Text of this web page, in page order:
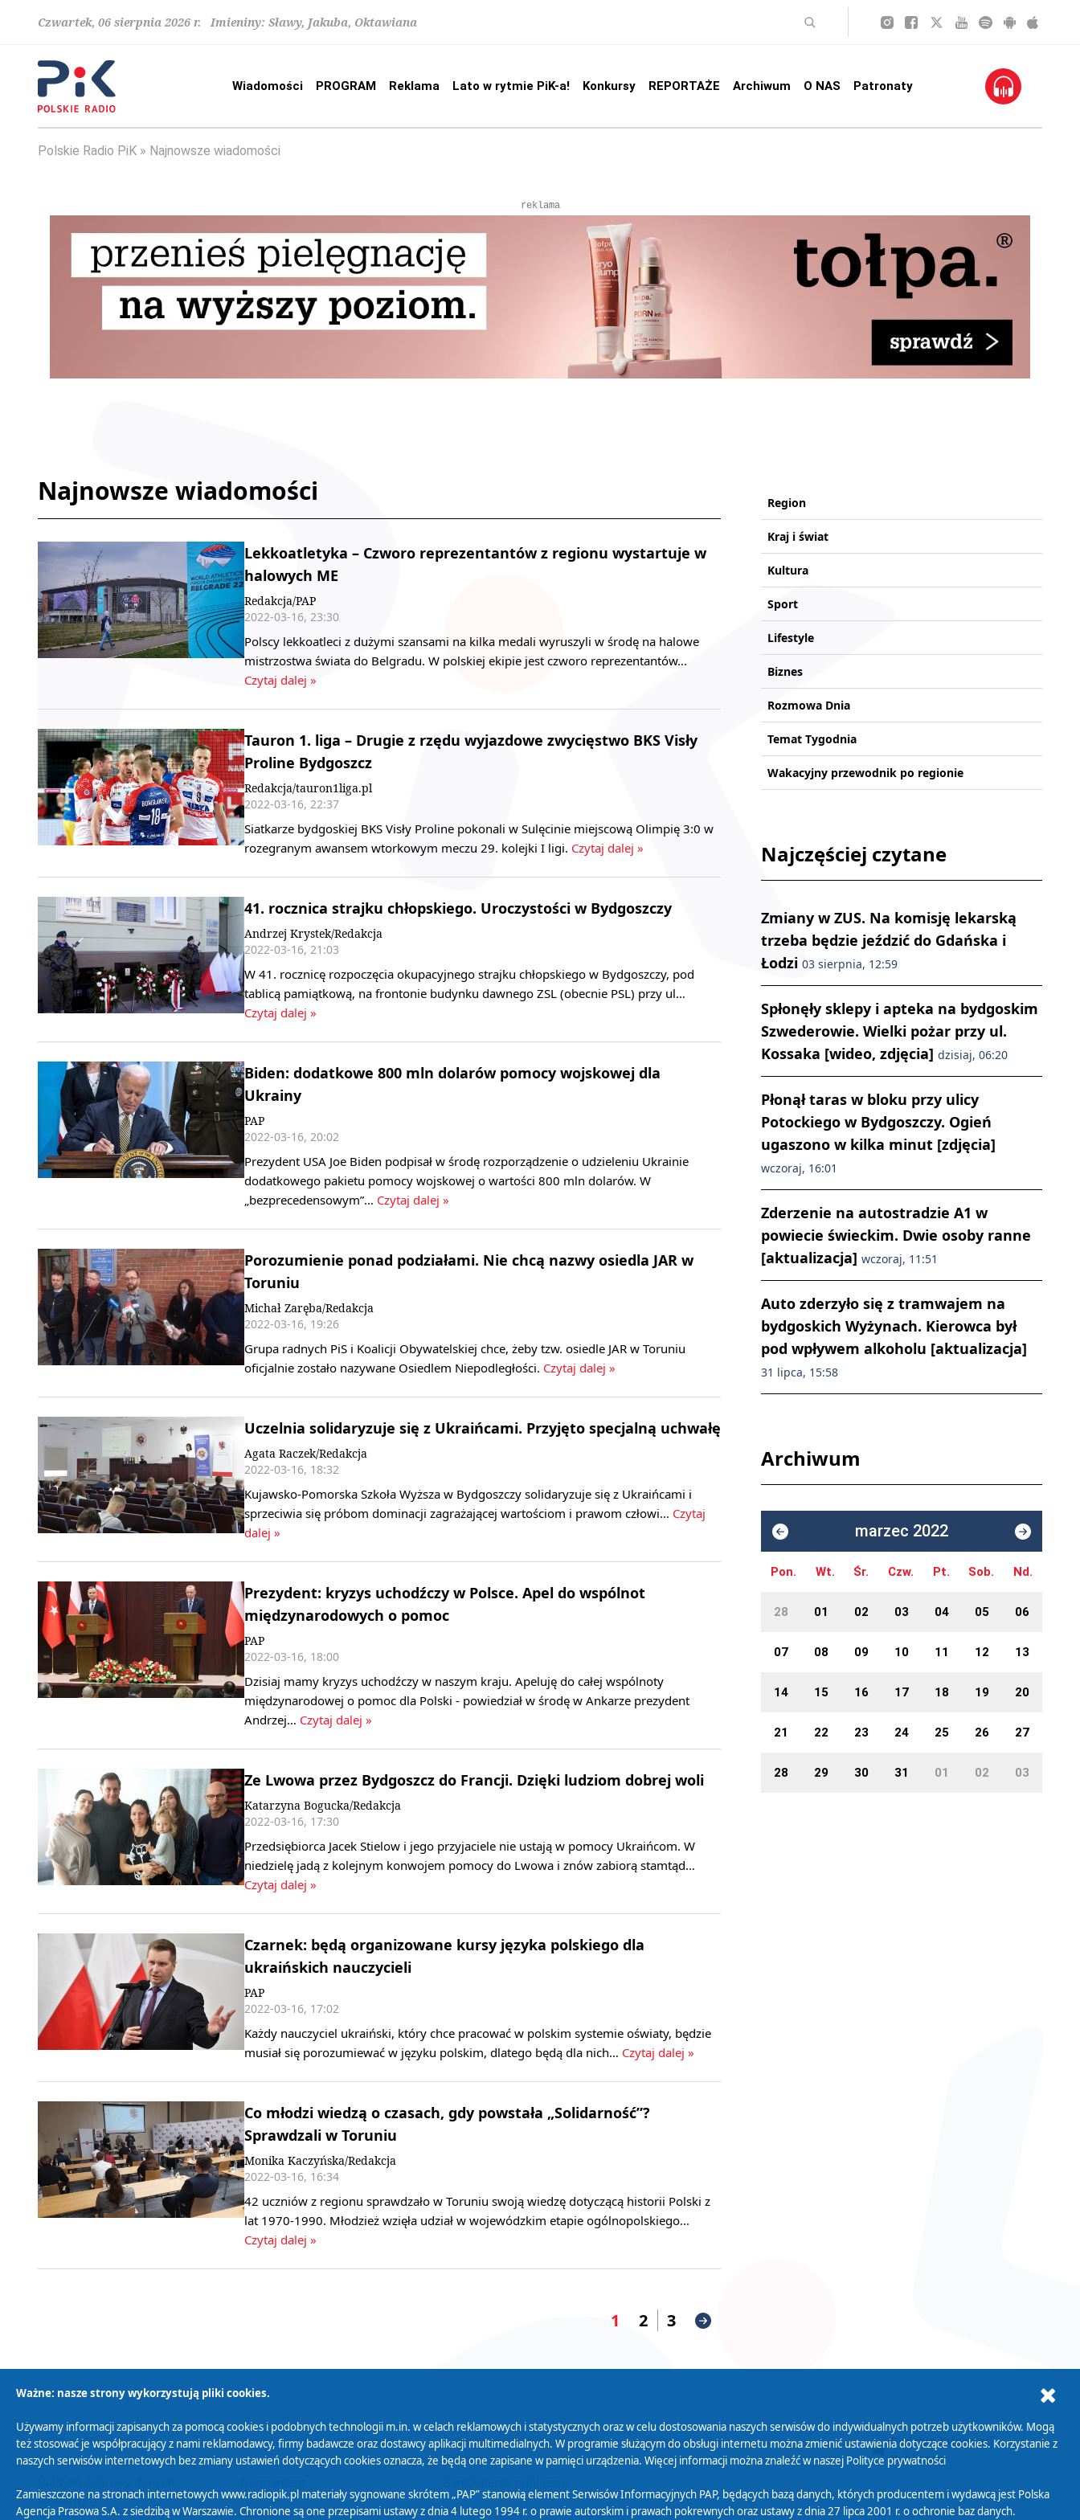
Czwartek, 06 sierpnia 2026 r. Imieniny: Sławy, Jakuba, Oktawiana
Wiadomości PROGRAM Reklama Lato w rytmie PiK-a! Konkursy REPORTAŻE Archiwum O NAS Patronaty
Polskie Radio PiK Najnowsze wiadomości
reklama
Najnowsze wiadomości
Lekkoatletyka – Czworo reprezentantów z regionu wystartuje w
halowych ME
Redakcja/PAP
2022-03-16, 23:30
Polscy lekkoatleci z dużymi szansami na kilka medali wyruszyli w środę na halowe
mistrzostwa świata do Belgradu. W polskiej ekipie jest czworo reprezentantów…
Czytaj dalej »
Tauron 1. liga – Drugie z rzędu wyjazdowe zwycięstwo BKS Visły
Proline Bydgoszcz
Redakcja/tauron1liga.pl
2022-03-16, 22:37
Siatkarze bydgoskiej BKS Visły Proline pokonali w Sulęcinie miejscową Olimpię 3:0 w
rozegranym awansem wtorkowym meczu 29. kolejki I ligi. Czytaj dalej »
41. rocznica strajku chłopskiego. Uroczystości w Bydgoszczy
Andrzej Krystek/Redakcja
2022-03-16, 21:03
W 41. rocznicę rozpoczęcia okupacyjnego strajku chłopskiego w Bydgoszczy, pod
tablicą pamiątkową, na frontonie budynku dawnego ZSL (obecnie PSL) przy ul…
Czytaj dalej »
Biden: dodatkowe 800 mln dolarów pomocy wojskowej dla
Ukrainy
PAP
2022-03-16, 20:02
Prezydent USA Joe Biden podpisał w środę rozporządzenie o udzieleniu Ukrainie
dodatkowego pakietu pomocy wojskowej o wartości 800 mln dolarów. W
„bezprecedensowym”… Czytaj dalej »
Porozumienie ponad podziałami. Nie chcą nazwy osiedla JAR w
Toruniu
Michał Zaręba/Redakcja
2022-03-16, 19:26
Grupa radnych PiS i Koalicji Obywatelskiej chce, żeby tzw. osiedle JAR w Toruniu
oficjalnie zostało nazywane Osiedlem Niepodległości. Czytaj dalej »
Uczelnia solidaryzuje się z Ukraińcami. Przyjęto specjalną uchwałę
Agata Raczek/Redakcja
2022-03-16, 18:32
Kujawsko-Pomorska Szkoła Wyższa w Bydgoszczy solidaryzuje się z Ukraińcami i
sprzeciwia się próbom dominacji zagrażającej wartościom i prawom człowi… Czytaj
dalej »
Prezydent: kryzys uchodźczy w Polsce. Apel do wspólnot
międzynarodowych o pomoc
PAP
2022-03-16, 18:00
Dzisiaj mamy kryzys uchodźczy w naszym kraju. Apeluję do całej wspólnoty
międzynarodowej o pomoc dla Polski - powiedział w środę w Ankarze prezydent
Andrzej… Czytaj dalej »
Ze Lwowa przez Bydgoszcz do Francji. Dzięki ludziom dobrej woli
Katarzyna Bogucka/Redakcja
2022-03-16, 17:30
Przedsiębiorca Jacek Stielow i jego przyjaciele nie ustają w pomocy Ukraińcom. W
niedzielę jadą z kolejnym konwojem pomocy do Lwowa i znów zabiorą stamtąd…
Czytaj dalej »
Czarnek: będą organizowane kursy języka polskiego dla
ukraińskich nauczycieli
PAP
2022-03-16, 17:02
Każdy nauczyciel ukraiński, który chce pracować w polskim systemie oświaty, będzie
musiał się porozumiewać w języku polskim, dlatego będą dla nich… Czytaj dalej »
Co młodzi wiedzą o czasach, gdy powstała „Solidarność”?
Sprawdzali w Toruniu
Monika Kaczyńska/Redakcja
2022-03-16, 16:34
42 uczniów z regionu sprawdzało w Toruniu swoją wiedzę dotyczącą historii Polski z
lat 1970-1990. Młodzież wzięła udział w wojewódzkim etapie ogólnopolskiego…
Czytaj dalej »
1 2 3
Region
Kraj i świat
Kultura
Sport
Lifestyle
Biznes
Rozmowa Dnia
Temat Tygodnia
Wakacyjny przewodnik po regionie
Najczęściej czytane
Zmiany w ZUS. Na komisję lekarską
trzeba będzie jeździć do Gdańska i
Łodzi 03 sierpnia, 12:59
Spłonęły sklepy i apteka na bydgoskim
Szwederowie. Wielki pożar przy ul.
Kossaka [wideo, zdjęcia] dzisiaj, 06:20
Płonął taras w bloku przy ulicy
Potockiego w Bydgoszczy. Ogień
ugaszono w kilka minut [zdjęcia]
wczoraj, 16:01
Zderzenie na autostradzie A1 w
powiecie świeckim. Dwie osoby ranne
[aktualizacja] wczoraj, 11:51
Auto zderzyło się z tramwajem na
bydgoskich Wyżynach. Kierowca był
pod wpływem alkoholu [aktualizacja]
31 lipca, 15:58
Archiwum
marzec 2022
Pon. Wt. Śr. Czw. Pt. Sob. Nd.
28 01 02 03 04 05 06
07 08 09 10 11 12 13
14 15 16 17 18 19 20
21 22 23 24 25 26 27
28 29 30 31 01 02 03
Polityka Prywatności Zasady korzystania z Serwisu
Organizacje Pożytku
Publicznego
Cyfryzacja DAB+
osobowych
Biuletyn Informacji
Publicznej
Ważne: nasze strony wykorzystują pliki cookies.
Używamy informacji zapisanych za pomocą cookies i podobnych technologii m.in. w celach reklamowych i statystycznych oraz w celu dostosowania naszych serwisów do indywidualnych potrzeb użytkowników. Mogą
też stosować je współpracujący z nami reklamodawcy, firmy badawcze oraz dostawcy aplikacji multimedialnych. W programie służącym do obsługi internetu można zmienić ustawienia dotyczące cookies. Korzystanie z
naszych serwisów internetowych bez zmiany ustawień dotyczących cookies oznacza, że będą one zapisane w pamięci urządzenia. Więcej informacji można znaleźć w naszej Polityce prywatności
Zamieszczone na stronach internetowych www.radiopik.pl materiały sygnowane skrótem „PAP” stanowią element Serwisów Informacyjnych PAP, będących bazą danych, których producentem i wydawcą jest Polska
Agencja Prasowa S.A. z siedzibą w Warszawie. Chronione są one przepisami ustawy z dnia 4 lutego 1994 r. o prawie autorskim i prawach pokrewnych oraz ustawy z dnia 27 lipca 2001 r. o ochronie baz danych.